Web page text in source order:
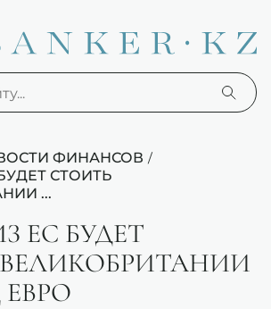
ФИНАНСОВ /
СТОИТЬ
...
ЕС БУДЕТ
ЕВРО